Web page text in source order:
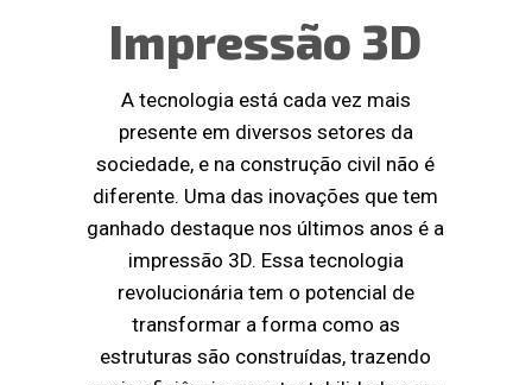
Impressão 3D
A tecnologia está cada vez mais
presente em diversos setores da
sociedade, e na construção civil não é
diferente. Uma das inovações que tem
ganhado destaque nos últimos anos é a
impressão 3D. Essa tecnologia
revolucionária tem o potencial de
transformar a forma como as
estruturas são construídas, trazendo